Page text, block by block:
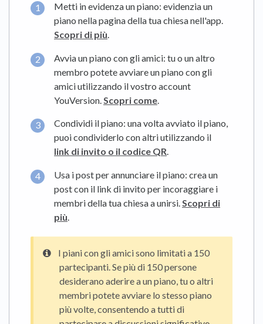
Metti in evidenza un piano: evidenzia un
piano nella pagina della tua chiesa nell'app.
Scopri di più.
Avvia un piano con gli amici: tu o un altro
membro potete avviare un piano con gli
amici utilizzando il vostro account
YouVersion.Scopri come.
Condividi il piano: una volta avviato il piano,
puoi condividerlo con altri utilizzando il
link di invito o il codice QR.
Usa i post per annunciare il piano: crea un
post con il link di invito per incoraggiare i
membri della tua chiesa a unirsi.Scopri di
più.
I piani con gli amici sono limitati a 150
partecipanti. Se più di 150 persone
desiderano aderire a un piano, tu o altri
membri potete avviare lo stesso piano
più volte, consentendo a tutti di